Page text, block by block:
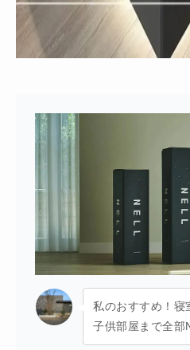
私のおすすめ！寝
子供部屋まで全部